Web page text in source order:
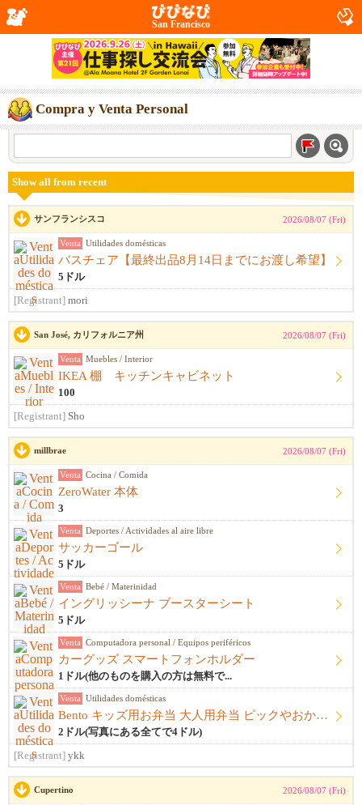
San Francisco
Compra y Venta Personal
Show all from recent
サンフランシスコ 2026/08/07 (Fri)
Venta Utilidades domésticas
バスチェア【最終出品8月14日までにお渡し希望】
5ドル
[Registrant] mori
San José, カリフォルニア州 2026/08/07 (Fri)
Venta Muebles / Interior
IKEA 棚 キッチンキャビネット
100
[Registrant] Sho
millbrae 2026/08/07 (Fri)
Venta Cocina / Comida
ZeroWater 本体
3
Venta Deportes / Actividades al aire libre
サッカーゴール
5ドル
Venta Bebé / Materinidad
イングリッシーナ ブースターシート
5ドル
Venta Computadora personal / Equipos periféricos
カーグッズ スマートフォンホルダー
1ドル(他のものを購入の方は無料で...
Venta Utilidades domésticas
Bento キッズ用お弁当 大人用弁当 ピックやおかずカップ他
2ドル(写真にある全てで4ドル)
[Registrant] ykk
Cupertino 2026/08/07 (Fri)